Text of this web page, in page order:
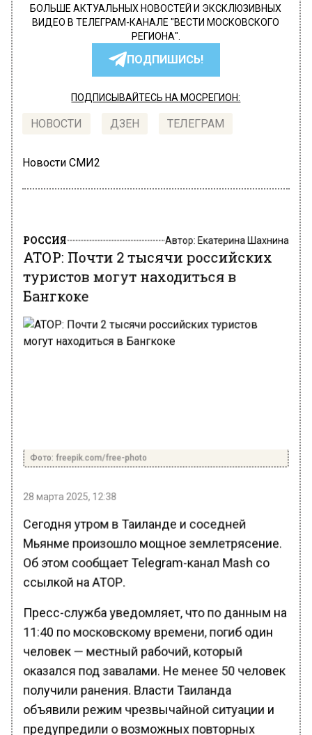
БОЛЬШЕ АКТУАЛЬНЫХ НОВОСТЕЙ И ЭКСКЛЮЗИВНЫХ
ВИДЕО В ТЕЛЕГРАМ-КАНАЛЕ "ВЕСТИ МОСКОВСКОГО
РЕГИОНА".
ПОДПИШИСЬ!
ПОДПИСЫВАЙТЕСЬ НА МОСРЕГИОН:
НОВОСТИ ДЗЕН ТЕЛЕГРАМ
Новости СМИ2
РОССИЯ Автор: Екатерина Шахнина
АТОР: Почти 2 тысячи российских
туристов могут находиться в
Бангкоке
Фото: freepik.com/free-photo
28 марта 2025, 12:38
Сегодня утром в Таиланде и соседней
Мьянме произошло мощное землетрясение.
Об этом сообщает Telegram-канал Mash со
ссылкой на АТОР.
Пресс-служба уведомляет, что по данным на
11:40 по московскому времени, погиб один
человек — местный рабочий, который
оказался под завалами. Не менее 50 человек
получили ранения. Власти Таиланда
объявили режим чрезвычайной ситуации и
предупредили о возможных повторных